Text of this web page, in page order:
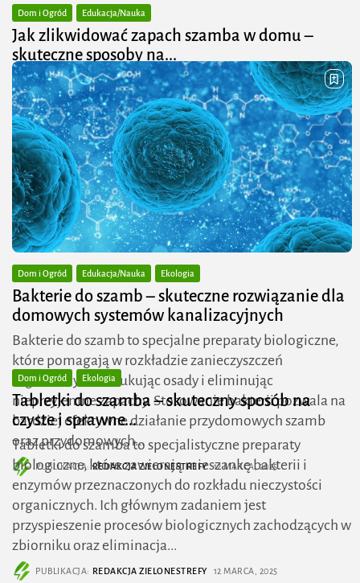
Dom i Ogród Edukacja/Nauka
Jak zlikwidować zapach szamba w domu –
skuteczne sposoby na...
Nieprzyjemny zapach szamba w domu to problem,
który może mieć wiele przyczyn. Najczęściej jest on
efektem nieprawidłowego działania instalacji
kanalizacyjnej lub problemów ze zbiornikiem na ścieki.
Charakterystyczny, ostry zapach siarkowodoru,...
PUBLIKACJA: REDAKCJA ZIELONESTREFY 12 MARCA, 2025
Dom i Ogród Edukacja/Nauka Ekologia
Bakterie do szamb – skuteczne rozwiązanie dla
domowych systemów kanalizacyjnych
Bakterie do szamb to specjalne preparaty biologiczne,
które pomagają w rozkładzie zanieczyszczeń
organicznych, redukując osady i eliminując
nieprzyjemne zapachy. Stosowanie bakterii pozwala na
bardziej efektywne działanie przydomowych szamb
oraz przydomowych...
PUBLIKACJA: REDAKCJA ZIELONESTREFY 12 MARCA, 2025
Dom i Ogród Ekologia
Tabletki do szamba – skuteczny sposób na
czyste i sprawne...
Tabletki do szamba to specjalistyczne preparaty
biologiczne, które zawierają mieszankę bakterii i
enzymów przeznaczonych do rozkładu nieczystości
organicznych. Ich głównym zadaniem jest
przyspieszenie procesów biologicznych zachodzących w
zbiorniku oraz eliminacja...
PUBLIKACJA: REDAKCJA ZIELONESTREFY 12 MARCA, 2025